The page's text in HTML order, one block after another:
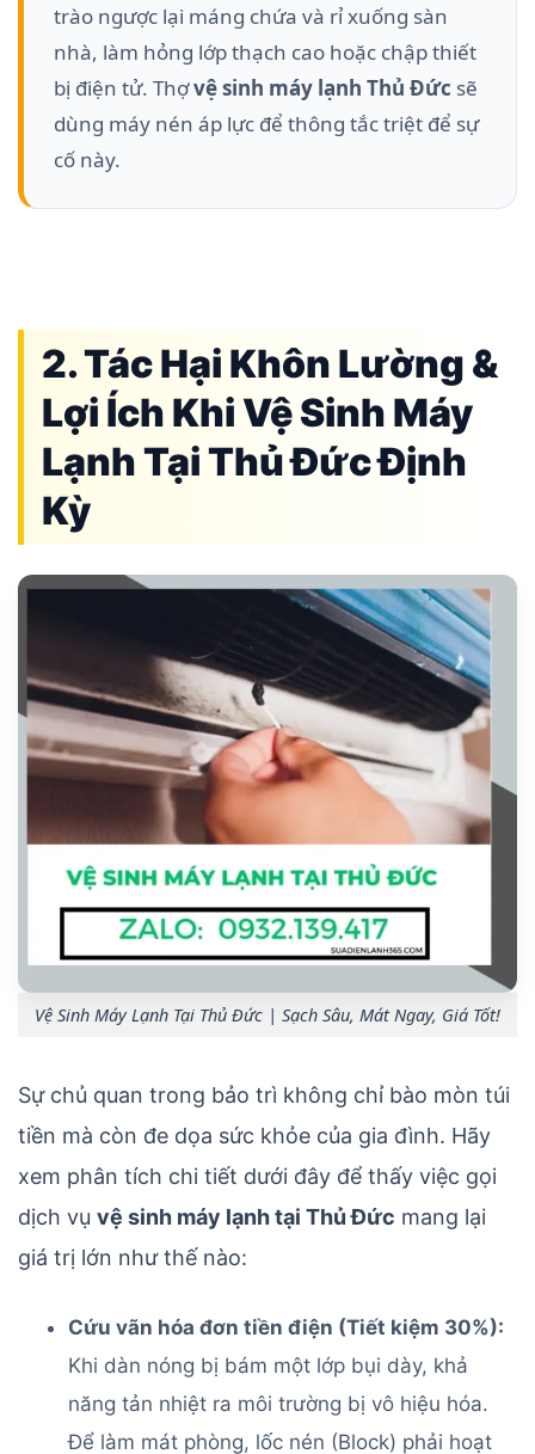
trào ngược lại máng chứa và rỉ xuống sàn
nhà, làm hỏng lớp thạch cao hoặc chập thiết
bị điện tử. Thợvệ sinh máy lạnh Thủ Đức sẽ
dùng máy nén áp lực để thông tắc triệt để sự
cố này.
2. Tác Hại Khôn Lường &
Lợi Ích Khi Vệ Sinh Máy
Lạnh Tại Thủ Đức Định
Kỳ
Vệ Sinh Máy Lạnh Tại Thủ Đức | Sạch Sâu, Mát Ngay, Giá Tốt!
Sự chủ quan trong bảo trì không chỉ bào mòn túi
tiền mà còn đe dọa sức khỏe của gia đình. Hãy
xem phân tích chi tiết dưới đây để thấy việc gọi
dịch vụ vệ sinh máy lạnh tại Thủ Đức mang lại
giá trị lớn như thế nào:
Cứu vãn hóa đơn tiền điện (Tiết kiệm 30%):
Khi dàn nóng bị bám một lớp bụi dày, khả
năng tản nhiệt ra môi trường bị vô hiệu hóa.
Để làm mát phòng, lốc nén (Block) phải hoạt